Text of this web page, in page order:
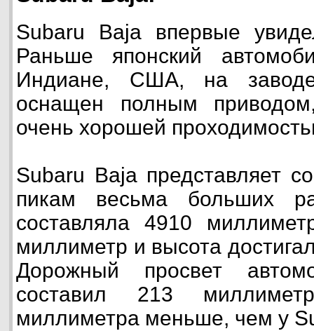
Subaru Baja впервые
Раньше японский
Индиане, США, на
оснащен полным
очень хорошей
Subaru Baja представляет
пикам весьма больших
составляла 4910
миллиметр и высота
Дорожный просвет
составил 213
миллиметра меньше, чем у